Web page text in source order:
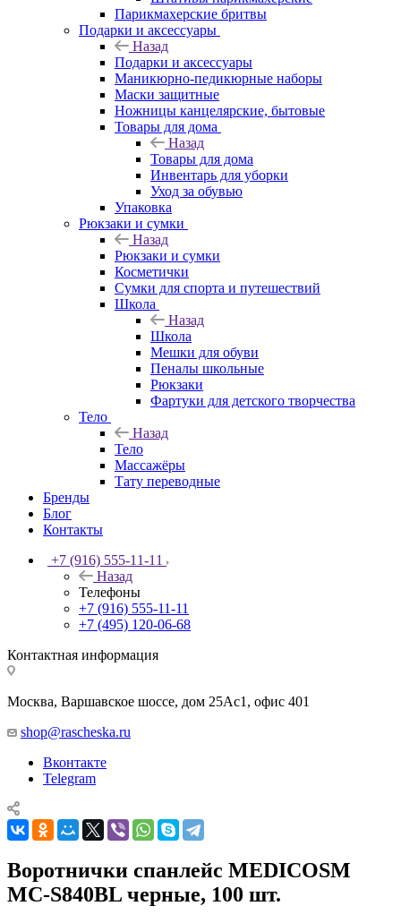
Парикмахерские бритвы
Подарки и аксессуары
Назад
Подарки и аксессуары
Маникюрно-педикюрные наборы
Маски защитные
Ножницы канцелярские, бытовые
Товары для дома
Назад
Товары для дома
Инвентарь для уборки
Уход за обувью
Упаковка
Рюкзаки и сумки
Назад
Рюкзаки и сумки
Косметички
Сумки для спорта и путешествий
Школа
Назад
Школа
Мешки для обуви
Пеналы школьные
Рюкзаки
Фартуки для детского творчества
Тело
Назад
Тело
Массажёры
Тату переводные
Бренды
Блог
Контакты
+7 (916) 555-11-11
Назад
Телефоны
+7 (916) 555-11-11
+7 (495) 120-06-68
Контактная информация
Москва, Варшавское шоссе, дом 25Аc1, офис 401
shop@rascheska.ru
Вконтакте
Telegram
Воротнички спанлейс MEDICOSM
MC-S840BL черные, 100 шт.